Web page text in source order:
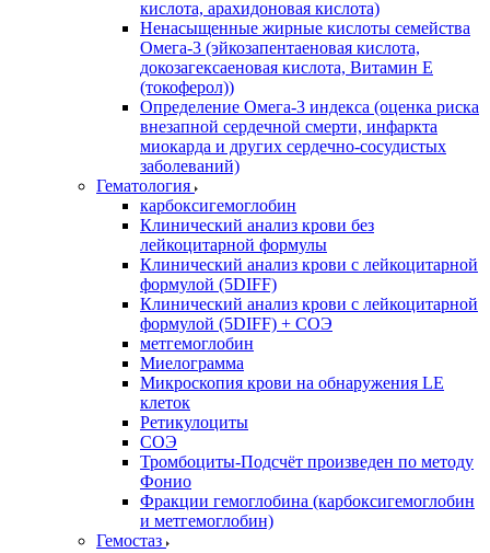
кислота, арахидоновая кислота)
Ненасыщенные жирные кислоты семейства
Омега-3 (эйкозапентаеновая кислота,
докозагексаеновая кислота, Витамин E
(токоферол))
Определение Омега-3 индекса (оценка риска
внезапной сердечной смерти, инфаркта
миокарда и других сердечно-сосудистых
заболеваний)
Гематология
карбоксигемоглобин
Клинический анализ крови без
лейкоцитарной формулы
Клинический анализ крови с лейкоцитарной
формулой (5DIFF)
Клинический анализ крови с лейкоцитарной
формулой (5DIFF) + СОЭ
метгемоглобин
Миелограмма
Микроскопия крови на обнаружения LE
клеток
Ретикулоциты
СОЭ
Тромбоциты-Подсчёт произведен по методу
Фонио
Фракции гемоглобина (карбоксигемоглобин
и метгемоглобин)
Гемостаз